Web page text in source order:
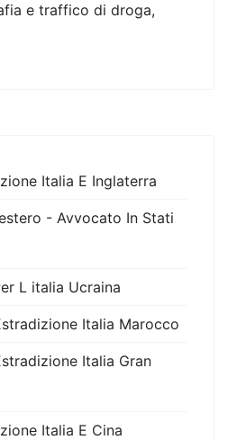
e traffico di droga,
Italia E Inglaterra
- Avvocato In Stati
L italia Ucraina
Italia Marocco
Italia Gran
Italia E Cina